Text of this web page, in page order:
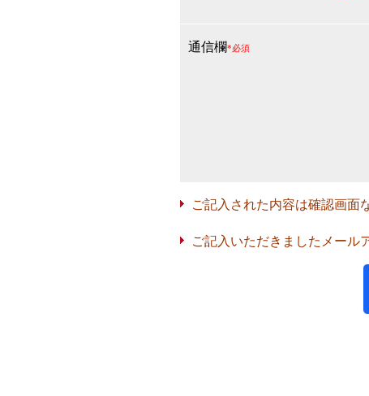
通信欄*必須
ご記入された内容は確認画面
ご記入いただきましたメール